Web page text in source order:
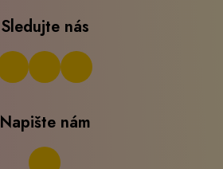
Sledujte nás
Napište nám